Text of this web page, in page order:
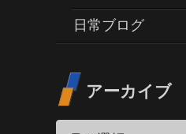
日常ブログ
アーカイブ